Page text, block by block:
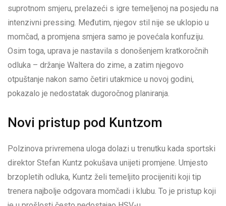
suprotnom smjeru, prelazeći s igre temeljenoj na posjedu na
intenzivni pressing. Međutim, njegov stil nije se uklopio u
momčad, a promjena smjera samo je povećala konfuziju.
Osim toga, uprava je nastavila s donošenjem kratkoročnih
odluka – držanje Waltera do zime, a zatim njegovo
otpuštanje nakon samo četiri utakmice u novoj godini,
pokazalo je nedostatak dugoročnog planiranja.
Novi pristup pod Kuntzom
Polzinova privremena uloga dolazi u trenutku kada sportski
direktor Stefan Kuntz pokušava unijeti promjene. Umjesto
brzopletih odluka, Kuntz želi temeljito procijeniti koji tip
trenera najbolje odgovara momčadi i klubu. To je pristup koji